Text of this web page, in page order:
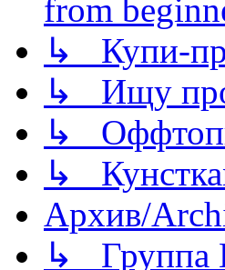
from
↳ Купи-
↳ Ищу
↳
↳
Архив/
↳